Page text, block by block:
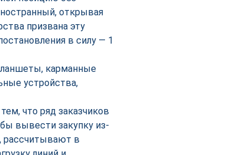
открывая
призвана эту
в силу — 1
карманные
устройства,
что ряд заказчиков
вывести закупку из-
рассчитывают в